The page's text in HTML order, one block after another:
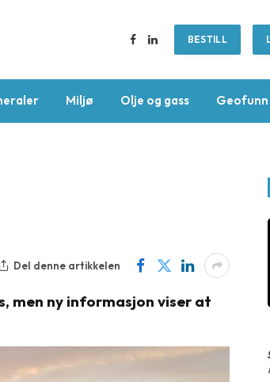
Facebook
LinkedInBESTILL
Miljø Olje og gass Geofunn
Del denne artikkelen
men ny informasjon viser at